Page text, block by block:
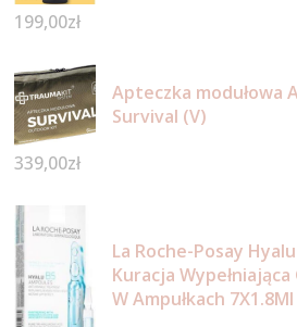
199,00zł
Apteczka modułowa
Survival (V)
339,00zł
La Roche-Posay
Kuracja
W Ampułkach 7X1.8Ml